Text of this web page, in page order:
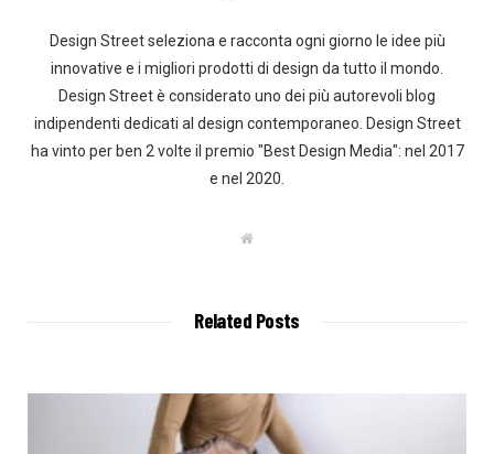
Design Street seleziona e racconta ogni giorno le idee più
innovative e i migliori prodotti di design da tutto il mondo.
Design Street è considerato uno dei più autorevoli blog
indipendenti dedicati al design contemporaneo. Design Street
ha vinto per ben 2 volte il premio "Best Design Media": nel 2017
e nel 2020.
W
Related Posts